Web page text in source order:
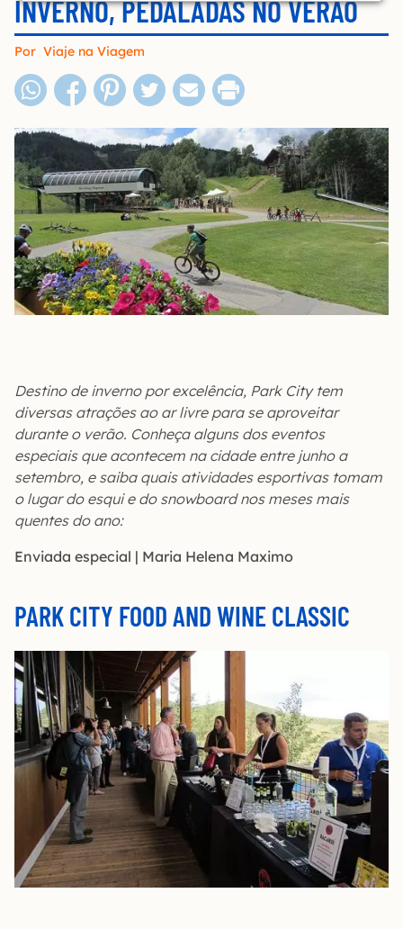
INVERNO, PEDALADAS NO VERÃO
Por Viaje na Viagem
Destino de inverno por excelência, Park City tem
diversas atrações ao ar livre para se aproveitar
durante o verão. Conheça alguns dos eventos
especiais que acontecem na cidade entre junho a
setembro, e saiba quais atividades esportivas tomam
o lugar do esqui e do snowboard nos meses mais
quentes do ano:
Enviada especial | Maria Helena Maximo
PARK CITY FOOD AND WINE CLASSIC